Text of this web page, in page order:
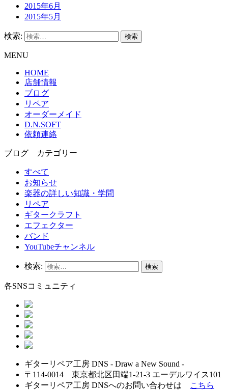
2015年6月
2015年5月
検索:
MENU
HOME
店舗情報
ブログ
リペア
オーダーメイド
D.N.SOFT
依頼連絡
ブログ カテゴリー
すべて
お知らせ
楽器の詳しい知識・学問
リペア
ギタークラフト
エフェクター
バンド
YouTubeチャンネル
検索:
各SNSコミュニティ
ギターリペア工房 DNS - Draw a New Sound -
〒114-0014 東京都北区田端1-21-3 エーデルワイス101
ギターリペア工房 DNSへのお問い合わせは
こちら